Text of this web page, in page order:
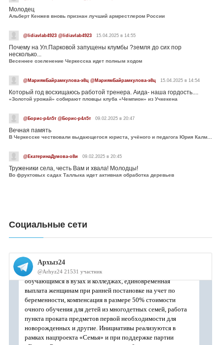
Молодец
Альберт Кенжев вновь признан лучший армрестлером России
@lidiavlab4923 @lidiavlab4923 15.04.2025 в 14:55
Почему на Ул.Парковой запущены клумбы ?земля до сих пор
несколько...
Весеннее озеленение Черкесска идет полным ходом
@МариямБайрамкулова-э8ц @МариямБайрамкулова-э8ц 15.04.2025 в 14:54
Который год восхищаюсь работой тренера. Аида- наша гордость....
«Золотой урожай» собирают пловцы клуба «Чемпион» из Учкекена
@Борис-р4л5т @Борис-р4л5т 09.02.2025 в 20:47
Вечная память
В Черкесске чествовали выдающегося юриста, учёного и педагога Юрия Калмыкова
@ЕкатеринаДумова-о8и 09.02.2025 в 20:45
Труженики села, честь Вам и хвала! Молодцы!
Во фруктовых садах Таллыка идет активная обработка деревьев
Социальные сети